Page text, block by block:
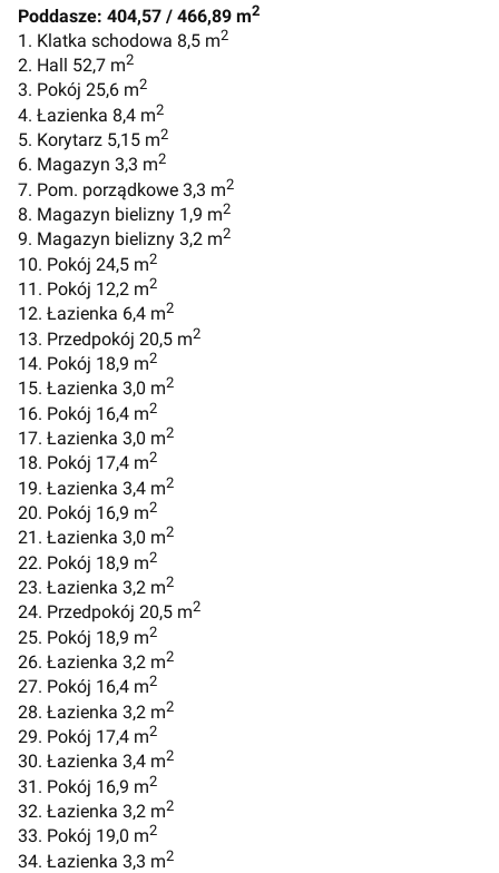
Poddasze: 404,57 / 466,89 m2
1. Klatka schodowa 8,5 m2
2. Hall 52,7 m2
3. Pokój 25,6 m2
4. Łazienka 8,4 m2
5. Korytarz 5,15 m2
6. Magazyn 3,3 m2
7. Pom. porządkowe 3,3 m2
8. Magazyn bielizny 1,9 m2
9. Magazyn bielizny 3,2 m2
10. Pokój 24,5 m2
11. Pokój 12,2 m2
12. Łazienka 6,4 m2
13. Przedpokój 20,5 m2
14. Pokój 18,9 m2
15. Łazienka 3,0 m2
16. Pokój 16,4 m2
17. Łazienka 3,0 m2
18. Pokój 17,4 m2
19. Łazienka 3,4 m2
20. Pokój 16,9 m2
21. Łazienka 3,0 m2
22. Pokój 18,9 m2
23. Łazienka 3,2 m2
24. Przedpokój 20,5 m2
25. Pokój 18,9 m2
26. Łazienka 3,2 m2
27. Pokój 16,4 m2
28. Łazienka 3,2 m2
29. Pokój 17,4 m2
30. Łazienka 3,4 m2
31. Pokój 16,9 m2
32. Łazienka 3,2 m2
33. Pokój 19,0 m2
34. Łazienka 3,3 m2